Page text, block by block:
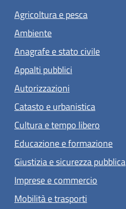
Agricoltura e pesca
Ambiente
Anagrafe e stato civile
Appalti pubblici
Autorizzazioni
Catasto e urbanistica
Cultura e tempo libero
Educazione e formazione
Giustizia e sicurezza pubblica
Imprese e commercio
Mobilità e trasporti